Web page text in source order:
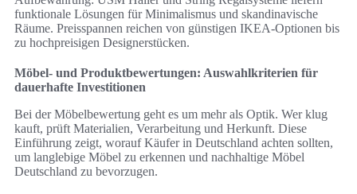
funktionale Lösungen für Minimalismus und skandinavische
Räume. Preisspannen reichen von günstigen IKEA-Optionen bis
zu hochpreisigen Designerstücken.
Möbel- und Produktbewertungen: Auswahlkriterien für
dauerhafte Investitionen
Bei der Möbelbewertung geht es um mehr als Optik. Wer klug
kauft, prüft Materialien, Verarbeitung und Herkunft. Diese
Einführung zeigt, worauf Käufer in Deutschland achten sollten,
um langlebige Möbel zu erkennen und nachhaltige Möbel
Deutschland zu bevorzugen.